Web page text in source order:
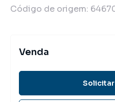
Código de origem:
Venda